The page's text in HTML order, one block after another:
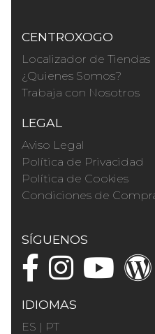
CENTROXOGO
Localizador de Tiendas
¿Quienes Somos?
Trabaja con Nosotros
LEGAL
Aviso Legal
Política de Privacidad
Política de Cookies
Condiciones de
SÍGUENOS
IDIOMAS
ES | PT